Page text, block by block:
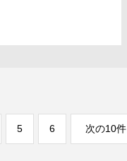
5 6 次の10件